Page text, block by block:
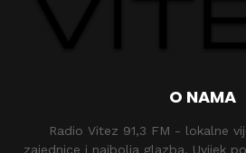
O NAMA
Radio Vitez 91,3 FM - lokalne
zajednice i najbolja glazba. Uvijek